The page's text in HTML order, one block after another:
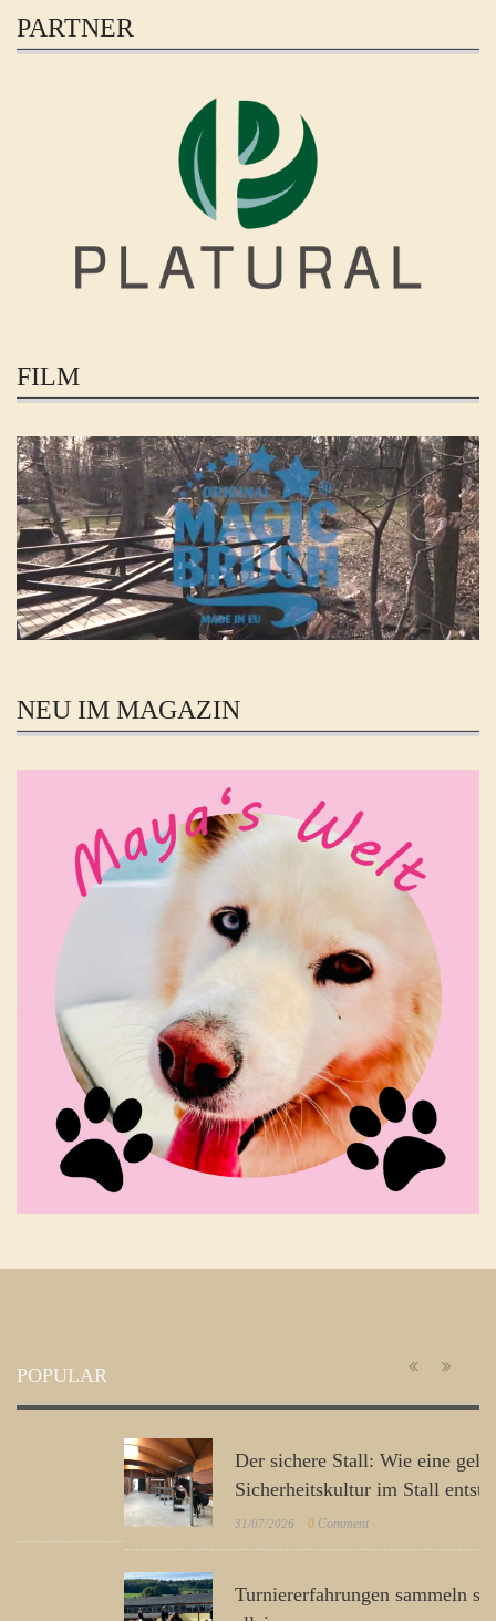
PARTNER
FILM
NEU IM MAGAZIN
POPULAR
Der sichere Stall: Wie eine gelebte
Sicherheitskultur im Stall entsteht
0Comment
Turniererfahrungen sammeln sich nicht von